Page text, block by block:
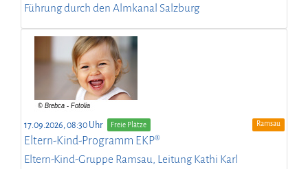
Führung durch den Almkanal Salzburg
17.09.2026, 08:30 Uhr Freie Plätze Ramsau
Eltern-Kind-Programm EKP®
Eltern-Kind-Gruppe Ramsau, Leitung Kathi Karl